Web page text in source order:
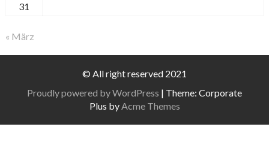
31
« März
© All right reserved 2021
Proudly powered by WordPress | Theme: Corporate
Plus byAcme Themes